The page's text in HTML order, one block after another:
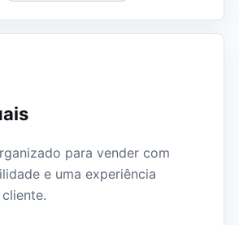
para vender com
e uma experiência